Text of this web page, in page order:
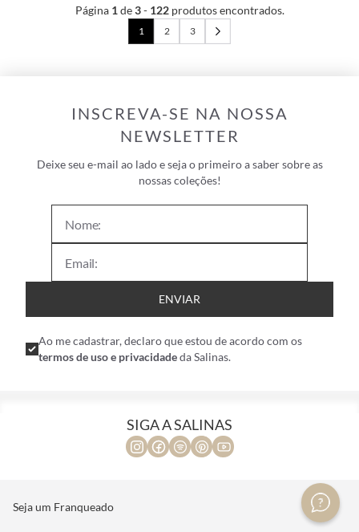
Página 1de3- 122produtos encontrados.
1 2 3
INSCREVA-SE NA NOSSA
NEWSLETTER
Deixe seu e-mail ao lado e seja o primeiro a saber sobre as
nossas coleções!
ENVIAR
Ao me cadastrar, declaro que estou de acordo com os
termos de uso e privacidadeda Salinas.
SIGA A SALINAS
Seja um Franqueado